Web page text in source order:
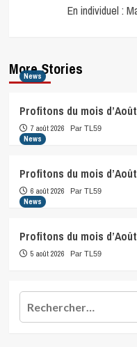
En individuel :
More Stories
News
Profitons du mois
7 août 2026 Par TL59
News
Profitons du mois
6 août 2026 Par TL59
News
Profitons du mois
5 août 2026 Par TL59